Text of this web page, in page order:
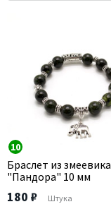
10
Браслет из змеевика
"Пандора" 10 мм
180 ₽ Штука